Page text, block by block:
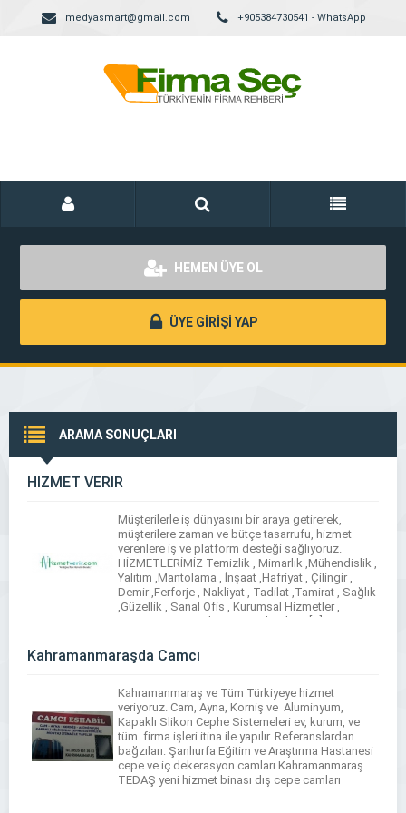
medyasmart@gmail.com +905384730541 - WhatsApp
HEMEN ÜYE OL
ÜYE GİRİŞİ YAP
ARAMA SONUÇLARI
HİZMET VERİR
Müşterilerle iş dünyasını bir araya getirerek,
müşterilere zaman ve bütçe tasarrufu, hizmet
verenlere iş ve platform desteği sağlıyoruz.
HİZMETLERİMİZ Temizlik , Mimarlık ,Mühendislik ,
Yalıtım ,Mantolama , İnşaat ,Hafriyat , Çilingir ,
Demir ,Ferforje , Nakliyat , Tadilat ,Tamirat , Sağlık
,Güzellik , Sanal Ofis , Kurumsal Hizmetler ,
Organizasyon , Bilişim Ve Teknoloji , […]
Kahramanmaraşda Camcı
Kahramanmaraş ve Tüm Türkiyeye hizmet
veriyoruz. Cam, Ayna, Korniş ve Aluminyum,
Kapaklı Slikon Cephe Sistemeleri ev, kurum, ve
tüm firma işleri itina ile yapılır. Referanslardan
bağzıları: Şanlıurfa Eğitim ve Araştırma Hastanesi
cepe ve iç dekerasyon camları Kahramanmaraş
TEDAŞ yeni hizmet binası dış cepe camları